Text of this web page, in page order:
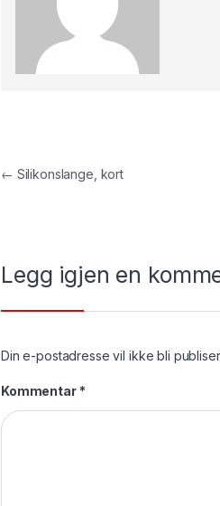
Innleggsnavigasjon
← Silikonslange, kort
Legg igjen en
Din e-postadresse vil ikke bli
Kommentar *